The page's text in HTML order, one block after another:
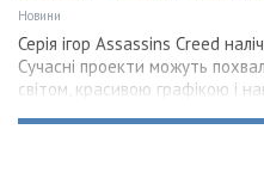
Новини
Серія ігор Assassins Creed
Сучасні проекти можуть
світом, красивою графікою і